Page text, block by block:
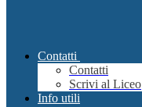
Contatti
Contatti
Scrivi al Liceo
Info utili